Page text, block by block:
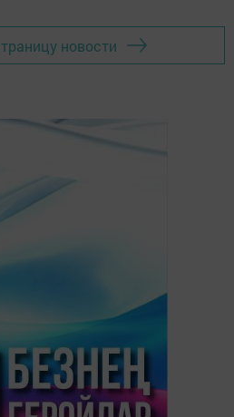
новости